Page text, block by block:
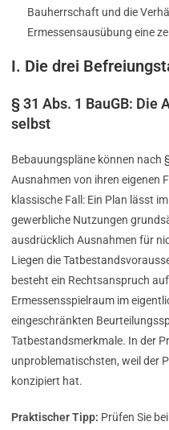
Bauherrschaft und die
Ermessensausübung eine
I. Die drei
§ 31 Abs. 1 BauGB: Die
selbst
Bebauungspläne können nach
Ausnahmen von ihren eigenen
klassische Fall: Ein Plan lässt
gewerbliche Nutzungen
ausdrücklich Ausnahmen für
Liegen die
besteht ein Rechtsanspruch
Ermessensspielraum im
eingeschränkten
Tatbestandsmerkmale. In der
unproblematischsten, weil der
konzipiert hat.
Praktischer Tipp: Prüfen Sie